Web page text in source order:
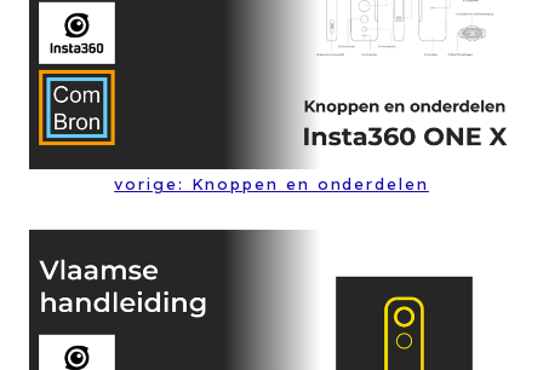
vorige: Knoppen en onderdelen